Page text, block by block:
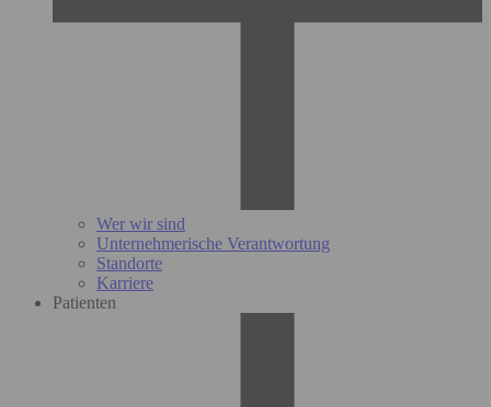
Wer wir sind
Unternehmerische Verantwortung
Standorte
Karriere
Patienten